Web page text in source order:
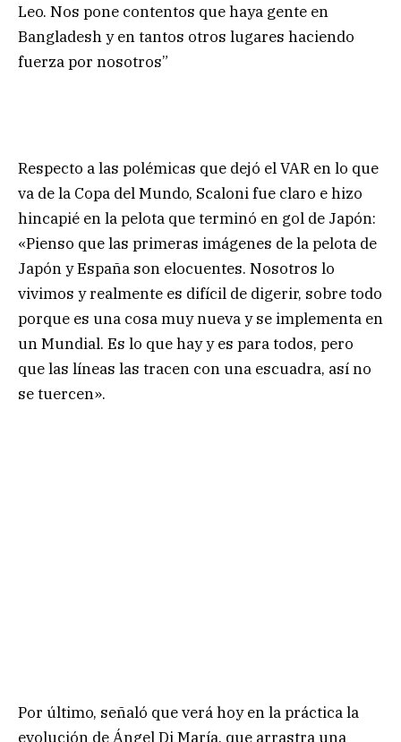
Leo. Nos pone contentos que haya gente en
Bangladesh y en tantos otros lugares haciendo
fuerza por nosotros”
Respecto a las polémicas que dejó el VAR en lo que
va de la Copa del Mundo, Scaloni fue claro e hizo
hincapié en la pelota que terminó en gol de Japón:
«Pienso que las primeras imágenes de la pelota de
Japón y España son elocuentes. Nosotros lo
vivimos y realmente es difícil de digerir, sobre todo
porque es una cosa muy nueva y se implementa en
un Mundial. Es lo que hay y es para todos, pero
que las líneas las tracen con una escuadra, así no
se tuercen».
Por último, señaló que verá hoy en la práctica la
evolución de Ángel Di María, que arrastra una